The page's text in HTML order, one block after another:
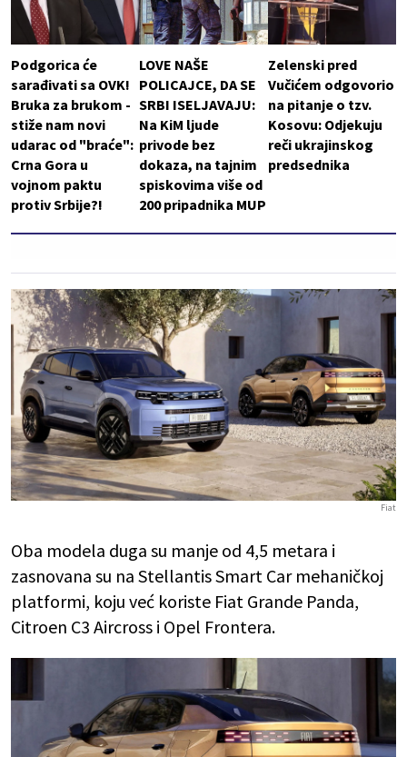
Podgorica će
sarađivati sa OVK!
Bruka za brukom -
stiže nam novi
udarac od "braće":
Crna Gora u
vojnom paktu
protiv Srbije?!
LOVE NAŠE
POLICAJCE, DA SE
SRBI ISELJAVAJU:
Na KiM ljude
privode bez
dokaza, na tajnim
spiskovima više od
200 pripadnika MUP
Zelenski pred
Vučićem odgovorio
na pitanje o tzv.
Kosovu: Odjekuju
reči ukrajinskog
predsednika
Fiat
Oba modela duga su manje od 4,5 metara i
zasnovana su na Stellantis Smart Car mehaničkoj
platformi, koju već koriste Fiat Grande Panda,
Citroen C3 Aircross i Opel Frontera.